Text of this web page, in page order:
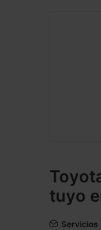
tuyo
Servicios